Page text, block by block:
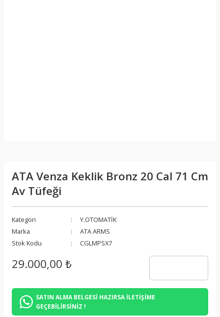
ATA Venza Keklik Bronz 20 Cal 71 Cm
Av Tüfeği
Kategori
Y.OTOMATİK
Marka
ATA ARMS
Stok Kodu
CGLMPSX7
29.000,00 ₺
SATIN ALMA BELGESİ HAZIRSA İLETİŞİME
GEÇEBİLİRSİNİZ !